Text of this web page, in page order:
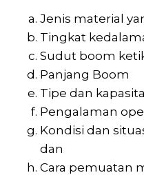
Jenis material
Tingkat
Sudut boom
Panjang Boom
Tipe dan
Pengalaman
Kondisi dan
dan
Cara pemuatan